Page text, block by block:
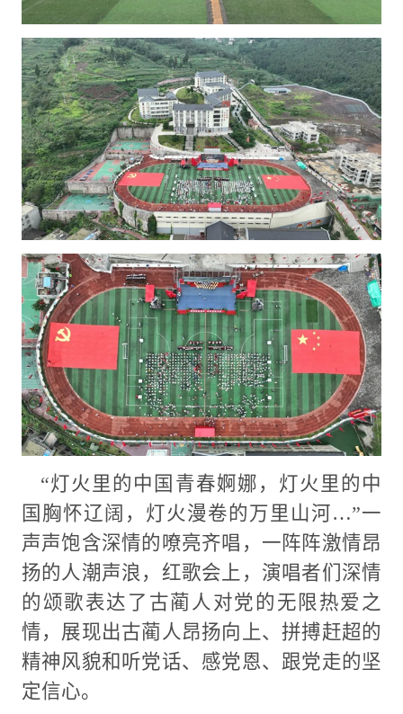
“灯火里的中国青春婀娜，灯火里的中
国胸怀辽阔，灯火漫卷的万里山河…”一
声声饱含深情的嘹亮齐唱，一阵阵激情昂
扬的人潮声浪，红歌会上，演唱者们深情
的颂歌表达了古蔺人对党的无限热爱之
情，展现出古蔺人昂扬向上、拼搏赶超的
精神风貌和听党话、感党恩、跟党走的坚
定信心。